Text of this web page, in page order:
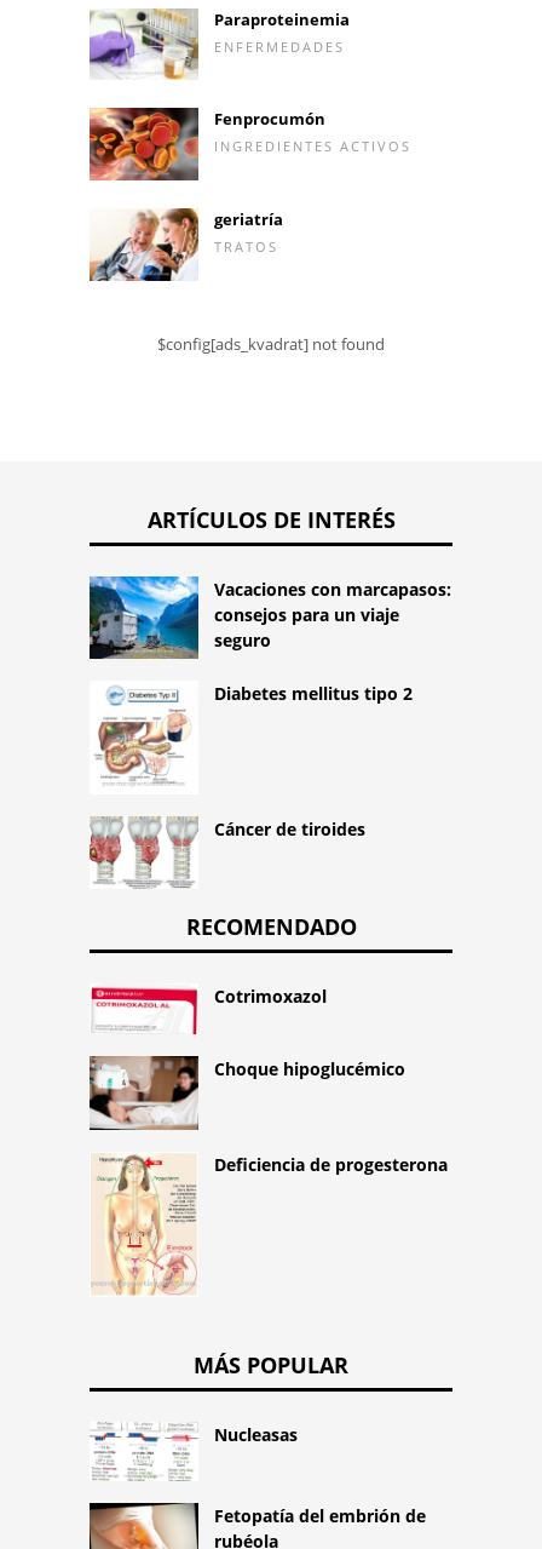
Paraproteinemia
ENFERMEDADES
Fenprocumón
INGREDIENTES ACTIVOS
geriatría
TRATOS
$config[ads_kvadrat] not found
ARTÍCULOS DE INTERÉS
Vacaciones con marcapasos:
consejos para un viaje
seguro
Diabetes mellitus tipo 2
Cáncer de tiroides
RECOMENDADO
Cotrimoxazol
Choque hipoglucémico
Deficiencia de progesterona
MÁS POPULAR
Nucleasas
Fetopatía del embrión de
rubéola